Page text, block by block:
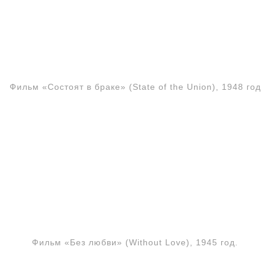
Фильм «Состоят в браке» (State of the Union), 1948 год
Фильм «Без любви» (Without Love), 1945 год.